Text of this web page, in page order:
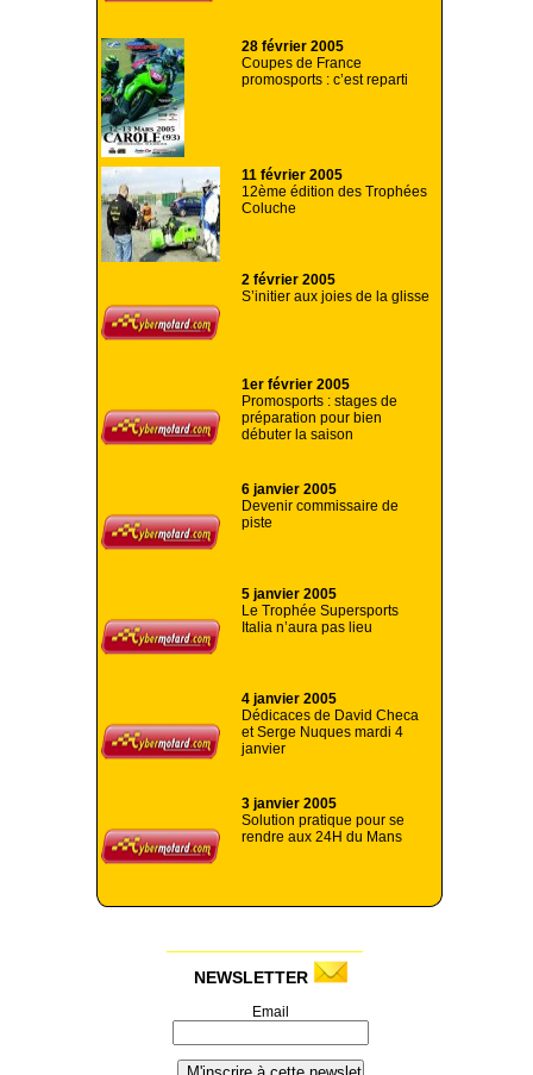
28 février 2005
Coupes de France
promosports : c’est reparti
11 février 2005
12ème édition des Trophées
Coluche
2 février 2005
S’initier aux joies de la glisse
1er février 2005
Promosports : stages de
préparation pour bien
débuter la saison
6 janvier 2005
Devenir commissaire de
piste
5 janvier 2005
Le Trophée Supersports
Italia n’aura pas lieu
4 janvier 2005
Dédicaces de David Checa
et Serge Nuques mardi 4
janvier
3 janvier 2005
Solution pratique pour se
rendre aux 24H du Mans
NEWSLETTER
Email